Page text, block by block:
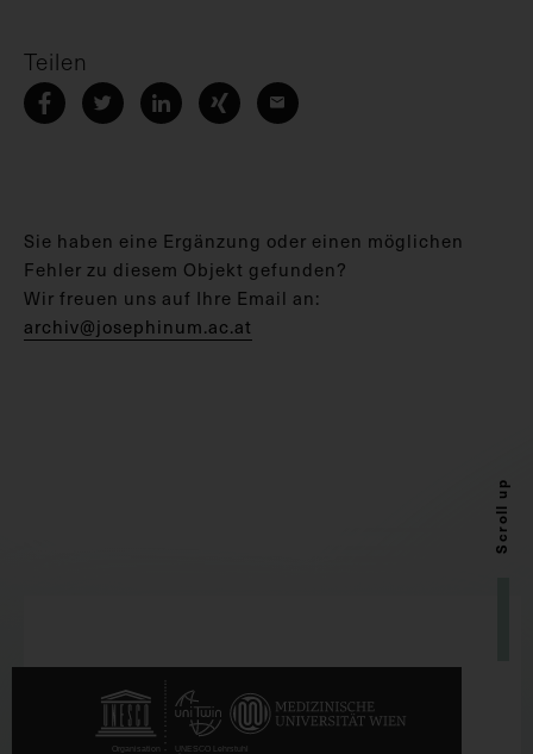
Teilen
Sie haben eine Ergänzung oder einen möglichen
Fehler zu diesem Objekt gefunden?
Wir freuen uns auf Ihre Email an:
archiv@josephinum.ac.at
Scroll up